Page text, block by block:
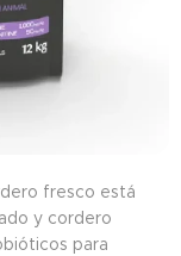
fresco está
y cordero
para